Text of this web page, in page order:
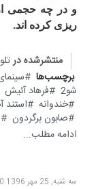
و در چه حجمی
ریزی کرده اند.
منتشرشده در
برچسب‌ها
شو2
فرهاد آئیش
خندوانه
صابون برگردون
ادامه مطلب...
سه شنبه, 25 مهر 1396 03:30